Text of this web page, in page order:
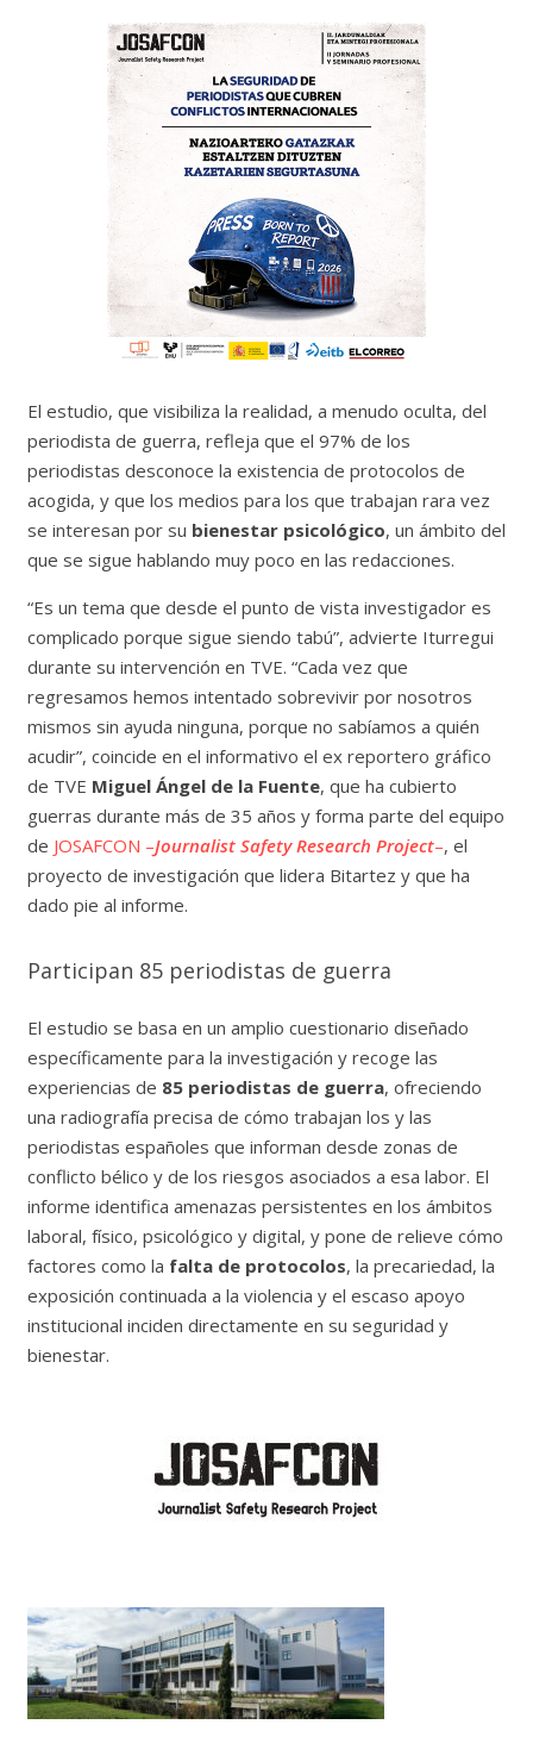
El estudio, que visibiliza la realidad, a menudo oculta, del
periodista de guerra, refleja que el 97% de los
periodistas desconoce la existencia de protocolos de
acogida, y que los medios para los que trabajan rara vez
se interesan por su bienestar psicológico, un ámbito del
que se sigue hablando muy poco en las redacciones.
“Es un tema que desde el punto de vista investigador es
complicado porque sigue siendo tabú”, advierte Iturregui
durante su intervención en TVE. “Cada vez que
regresamos hemos intentado sobrevivir por nosotros
mismos sin ayuda ninguna, porque no sabíamos a quién
acudir”, coincide en el informativo el ex reportero gráfico
de TVE Miguel Ángel de la Fuente, que ha cubierto
guerras durante más de 35 años y forma parte del equipo
de JOSAFCON –Journalist Safety Research Project–, el
proyecto de investigación que lidera Bitartez y que ha
dado pie al informe.
Participan 85 periodistas de guerra
El estudio se basa en un amplio cuestionario diseñado
específicamente para la investigación y recoge las
experiencias de 85 periodistas de guerra, ofreciendo
una radiografía precisa de cómo trabajan los y las
periodistas españoles que informan desde zonas de
conflicto bélico y de los riesgos asociados a esa labor. El
informe identifica amenazas persistentes en los ámbitos
laboral, físico, psicológico y digital, y pone de relieve cómo
factores como la falta de protocolos, la precariedad, la
exposición continuada a la violencia y el escaso apoyo
institucional inciden directamente en su seguridad y
bienestar.